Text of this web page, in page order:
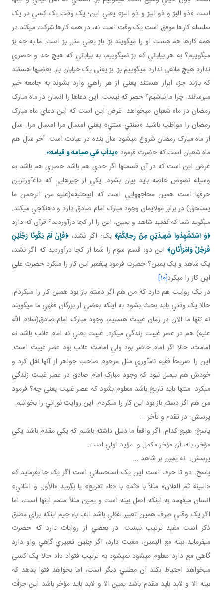
است «ذو البرّ و ذو البرّ و ذو البرّ» يعني اين؛ يک وقت يک کسي در يک
سلسله کارها موفق است يک وقت است نه، در همه کارها شرکت مي کند در
همه کارها هم هست او را مي گويند بَرّ. بارّ يعني مثل برّ است. ما به چه برّ
مي گوييم؟ به هر بياباني که برّ نمي گوييم، به بياباني که هيچ حد و حصري
ندارد هيچ مانعي ندارد مي گوييم برّ. برّ يعني يک خيابان باز. بعضي ها هستند
که بارّند جزء ابرار هستند يعني از هر راهي وارد بشوند به جامعه خير
مي رسانند. چرا ما نباشيم؟ حصر که نيست. اين دعاها را انسان در ماه مبارک
رمضان در ماه شعبان مي خواهد. غرض اين است که اين دعاي ماه مبارک
رمضان را مواظب باشيد «سنتي سنتي» يعني امسال مرا امسال مرا. سال
از ماه مبارک رمضان شروع مي شود سال بنده در عبادت است. آخر سال هم
ماه شعبان است که حضرت فرمود «يدأب في صيامه و قيامه».
غرض اين است که در آن قسمت ها اگر حدي هم باشد حصري هم باشد به
وسيله نصوص خاصه بايد بيان بشود. يکي از چيزهايي که داغ آورترين
حرف ها است همين محاجه هايي است که ابي حنيفه(عليه من الرحمن ما
يستحق) در برابر مولايمان وجود مبارک امام صادق دارد و دهن کجي مي کند.
مي گويد شما که گفتيد شاهد و يمين، اين را از کجا درآورديد؟ قرآن که دارد
﴿وَ اسْتَشْهِدُوا شَهيدَيْنِ مِنْ رِجالِكُمْ﴾يک؛ اگر نشد،﴿فَإِنْ لَمْ يَكُونَا رَجُلَيْنِ
فَرَجُلٌ وَامْرَأَتَانِ﴾ اين دو؛ قسم سوم را شما از کجا درآورديد که اگر نشد،
يک شاهد و يک يمين؟ حضرت فرمود پيغمبر اين کار را مي کرد حضرت علي
اين کار را مي کرد[10]
.
در يک روايت هم دارد که من هم اگر دستم باز بود همين کار را مي کردم.
حالا يک وقتي بايد بحث بشود به اينکه بعضي از بزرگان فقهي ما مي گويند
نه تنها ما الآن در زمان غيبت هستيم، وجود مبارک امام صادق(سلام الله
عليه) هم در عصر غيبت زندگي مي کرد. غيبت يعني نه امام غائب باشد نه
امامت، حالا اگر امام حاضر بود ولي امامت غائب بود عصر غيبت است.
اين را صريحاً فقيه نام آوري مثل مرحوم صاحب جواهر از آنها نقل کرد و
خودش هم بي ميل نبود که وجود مبارک امام صادق در عصر غيبت زندگي
مي کرد. منتها بايد تاريخ باشد معلوم بشود که عصر غيبت يعني چه؟ فرمود
من هم اگر دستم باز بود اين کار را مي کردم. اين روايت نوراني را بخوانيم.
پرسش: در تقدم و تأخر ...
پاسخ: هيچ کدام. اگر واقعاً ما دليل داشته باشيم که يکي مقدم باشد يکي
مؤخر، بله، آن مؤخر مکمل و مؤيد اولي است.
پرسش: نه يمين بر شاهد ...
پاسخ: دو تا حرف است اين يک استحساني است اگر يک جا بفرمايد که
«البينة ثم الفلان» مثلاً با «ثم» با «فاء تفريع» يا بگويد «الأول و الثاني»
انسان مي فهمد به اينکه اصل بينه است و يمين مثلاً متمم اينها است، اما
اگر يک وقتي صرف همين تعبير لفظي باشد الف باء جيم اينکه براي مطلق
ذکر است مفيد ترتيب نيست. در بعضي از روايات دارد که حضرت
مي فرمايد بينه مع اليمين، معيت دارد، اگر چنين تعبيري گاهي واو دارد
گاهي مع دارد معلوم مي شود نمي شود به ترتيب فتواد داد حالا يک کسي
مي خواهد احتياط بکند آن مطلبي ديگر است، اما بخواهد فتوا بدهد که
بينه الا و لابد بايد مقدم باشد يمين الا و لابد بايد مؤخر باشد اين جرأت